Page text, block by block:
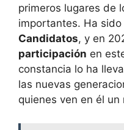
primeros lugares de
importantes. Ha
Candidatos, y en
participación en
constancia lo ha
las nuevas
quienes ven en él un